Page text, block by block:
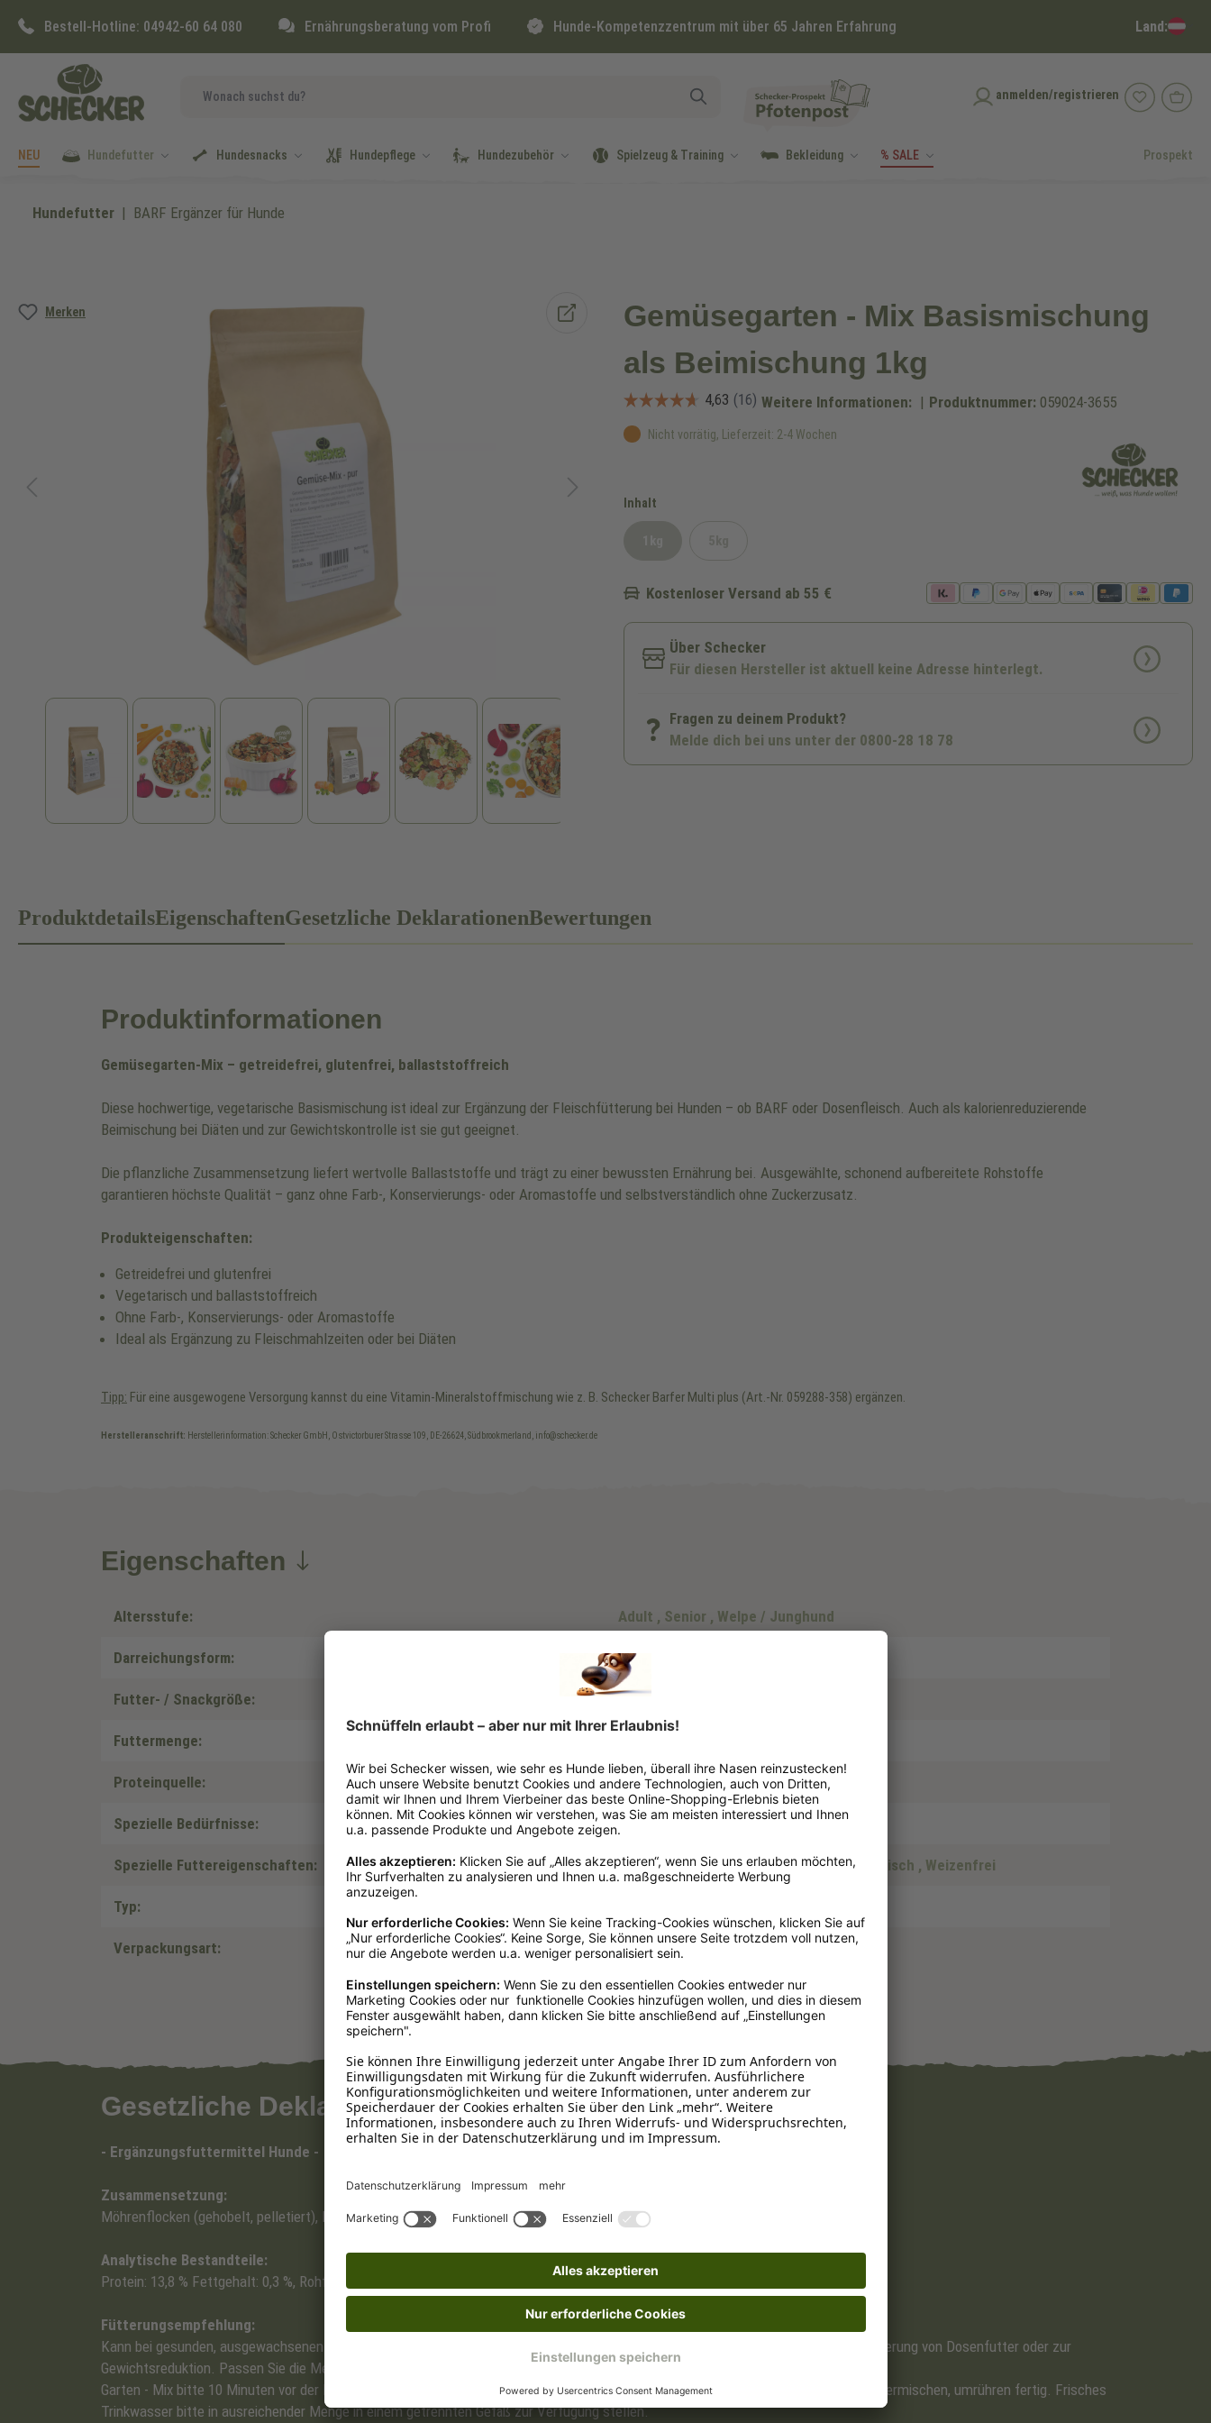
Zur Hauptnavigation springen
Bestell-Hotline: 04942-60 64 080 Ernährungsberatung vom Profi Hunde-Kompetenzzentrum mit über 65 Jahren Erfahrung Land:
anmelden/registrieren
NEU Hundefutter Hundesnacks Hundepflege Hundezubehör Spielzeug & Training Bekleidung % SALE Prospekt
Hundefutter BARF Ergänzer für Hunde
Merken
Bildergalerie überspringen
Gemüsegarten - Mix Basismischung
als Beimischung 1kg
Weitere Informationen: | Produktnummer: 059024-3655
Nicht vorrätig, Lieferzeit: 2-4 Wochen
Inhalt
Kostenloser Versand ab 55 €
Über Schecker
Für diesen Hersteller ist aktuell keine Adresse hinterlegt.
Fragen zu deinem Produkt?
Melde dich bei uns unter der 0800-28 18 78
ProduktdetailsEigenschaftenGesetzliche DeklarationenBewertungen
Produktinformationen
Gemüsegarten-Mix – getreidefrei, glutenfrei, ballaststoffreich
Diese hochwertige, vegetarische Basismischung ist ideal zur Ergänzung der Fleischfütterung bei Hunden – ob BARF oder Dosenfleisch. Auch als kalorienreduzierende
Beimischung bei Diäten und zur Gewichtskontrolle ist sie gut geeignet.
Die pflanzliche Zusammensetzung liefert wertvolle Ballaststoffe und trägt zu einer bewussten Ernährung bei. Ausgewählte, schonend aufbereitete Rohstoffe
garantieren höchste Qualität – ganz ohne Farb-, Konservierungs- oder Aromastoffe und selbstverständlich ohne Zuckerzusatz.
Produkteigenschaften:
Getreidefrei und glutenfrei
Vegetarisch und ballaststoffreich
Ohne Farb-, Konservierungs- oder Aromastoffe
Ideal als Ergänzung zu Fleischmahlzeiten oder bei Diäten
Tipp: Für eine ausgewogene Versorgung kannst du eine Vitamin-Mineralstoffmischung wie z. B. Schecker Barfer Multi plus (Art.-Nr. 059288-358) ergänzen.
Herstelleranschrift: Herstellerinformation: Schecker GmbH, Ostvictorburer Strasse 109, DE-26624, Südbrookmerland, info@schecker.de
Eigenschaften
Altersstufe: Adult , Senior , Welpe / Junghund
Darreichungsform: Flocken
Futter- / Snackgröße: 2 - 3 cm
Futtermenge:
Proteinquelle: pflanzliches Protein
Spezielle Bedürfnisse: Bei Übergewicht
Spezielle Futtereigenschaften: Fettarm, Getreidefrei, Sensitiv, Vegetarisch , Weizenfrei
Typ:
Verpackungsart: Papier
Gesetzliche Deklaration
- Ergänzungsfuttermittel Hunde -
Zusammensetzung:
Möhrenflocken (gehobelt, pelletiert), Erbsenflocken, Luzernepellets, Rote Bete, Pastinaken, Petersilienstängel.
Analytische Bestandteile:
Protein: 13,8 % Fettgehalt: 0,3 %, Rohfaser: 8,2 %, anorg. Stoff: 6,6 %.
Fütterungsempfehlung:
Kann bei gesunden, ausgewachsenen Hunden dem Hauptfutter bis zu 30% zugesetzt werden, z. B. bei BARF-Fütterung, zur Anreicherung von Dosenfutter oder zur
Gewichtsreduktion. Passen Sie die Menge entsprechend der Gewichtsentwicklung Ihres Hundes an.
Garten - Mix bitte 10 Minuten vor der Fütterung mit (lauwarmem) Wasser oder Brühe anrühren, dann mit Frisch- oder Dosenfleisch vermischen, umrühren fertig. Frisches
Trinkwasser bitte in ausreichender Menge in einem getrennten Gefäß zur Verfügung stellen.